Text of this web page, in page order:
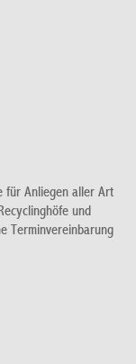
für Anliegen aller Art
und
Terminvereinbarung